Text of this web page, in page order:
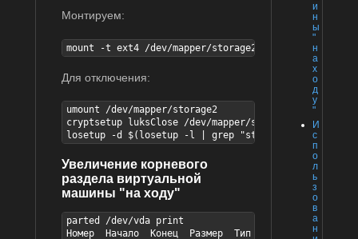
и
н
ы
"
н
а
х
о
д
у
"
И
с
п
о
л
ь
з
о
в
а
н
Монтируем:
mount -t ext4 /dev/mapper/storage2 /mnt/storage2
Для отключения:
umount /dev/mapper/storage2
cryptsetup luksClose /dev/mapper/storage2
losetup -d $(losetup -l | grep "storage2.img" |
Увеличение корневого
раздела виртуальной
машины "на ходу"
parted /dev/vda print
Номер  Начало  Конец  Размер  Тип      Файловая